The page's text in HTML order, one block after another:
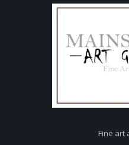
Fine art